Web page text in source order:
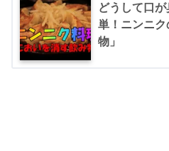
どうして口
単！ニンニ
物」